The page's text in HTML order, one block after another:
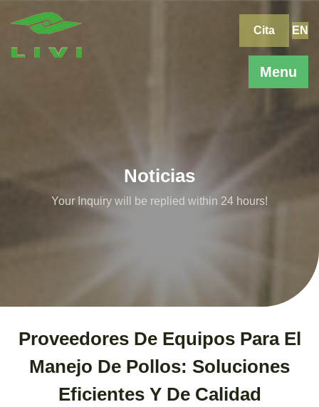
Menu
Cita EN
Noticias
Your Inquiry will be replied within 24 hours!
Proveedores De Equipos Para El
Manejo De Pollos: Soluciones
Eficientes Y De Calidad